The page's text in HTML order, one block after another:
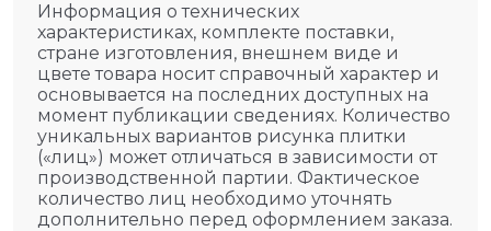
Информация о технических
характеристиках, комплекте поставки,
стране изготовления, внешнем виде и
цвете товара носит справочный характер и
основывается на последних доступных на
момент публикации сведениях. Количество
уникальных вариантов рисунка плитки
(«лиц») может отличаться в зависимости от
производственной партии. Фактическое
количество лиц необходимо уточнять
дополнительно перед оформлением заказа.